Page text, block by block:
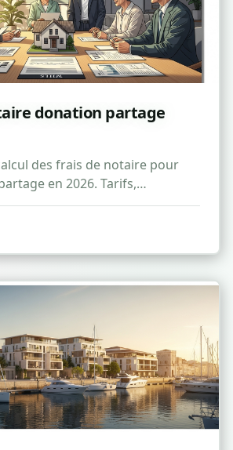
donation partage
des frais de notaire pour
en 2026. Tarifs,
pour optimiser vos